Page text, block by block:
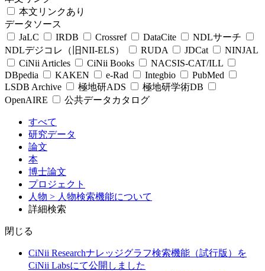
本文リンクあり
データソース
JaLC
IRDB Crossref DataCite
NDLサーチ
NDLデジコレ（旧NII-ELS）
RUDA JDCat
NINJAL
CiNii Articles
CiNii Books
NACSIS-CAT/ILL
DBpedia
KAKEN e-Rad Integbio
PubMed
LSDB Archive
極地研ADS
極地研学術DB
OpenAIRE
公共データカタログ
すべて
研究データ
論文
本
博士論文
プロジェクト
人物 > 人物検索機能について
詳細検索
閉じる
CiNii Researchナレッジグラフ検索機能（試行版）を
CiNii Labsにて公開しました